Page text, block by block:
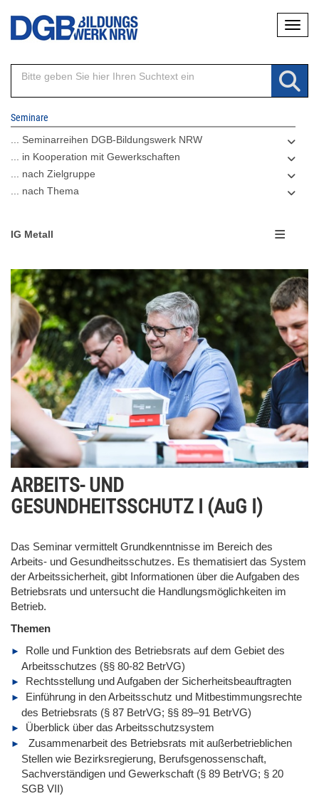
Direkt
Inhalt
Seminare
... Seminarreihen DGB-Bildungswerk NRW
... in Kooperation mit Gewerkschaften
... nach Zielgruppe
... nach Thema
IG Metall
ARBEITS- UND
GESUNDHEITSSCHUTZ I (AuG I)
Das Seminar vermittelt Grundkenntnisse im Bereich des
Arbeits- und Gesundheitsschutzes. Es thematisiert das System
der Arbeitssicherheit, gibt Informationen über die Aufgaben des
Betriebsrats und untersucht die Handlungsmöglichkeiten im
Betrieb.
Themen
Rolle und Funktion des Betriebsrats auf dem Gebiet des
Arbeitsschutzes (§§ 80-82 BetrVG)
Rechtsstellung und Aufgaben der Sicherheitsbeauftragten
Einführung in den Arbeitsschutz und Mitbestimmungsrechte
des Betriebsrats (§ 87 BetrVG; §§ 89–91 BetrVG)
Überblick über das Arbeitsschutzsystem
Zusammenarbeit des Betriebsrats mit außerbetrieblichen
Stellen wie Bezirksregierung, Berufsgenossenschaft,
Sachverständigen und Gewerkschaft (§ 89 BetrVG; § 20
SGB VII)